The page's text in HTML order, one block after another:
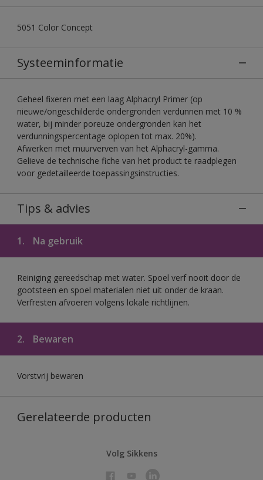
5051 Color Concept
Systeeminformatie
Geheel fixeren met een laag Alphacryl Primer (op
nieuwe/ongeschilderde ondergronden verdunnen met 10 %
water, bij minder poreuze ondergronden kan het
verdunningspercentage oplopen tot max. 20%).
Afwerken met muurverven van het Alphacryl-gamma.
Gelieve de technische fiche van het product te raadplegen
voor gedetailleerde toepassingsinstructies.
Tips & advies
1. Na gebruik
Reiniging gereedschap met water. Spoel verf nooit door de
gootsteen en spoel materialen niet uit onder de kraan.
Verfresten afvoeren volgens lokale richtlijnen.
2. Bewaren
Vorstvrij bewaren
Gerelateerde producten
Volg Sikkens